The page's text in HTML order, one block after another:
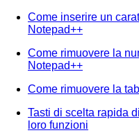
Come inserire un
Notepad++
Come rimuovere la
Notepad++
Come rimuovere la
Tasti di scelta rapida
loro funzioni